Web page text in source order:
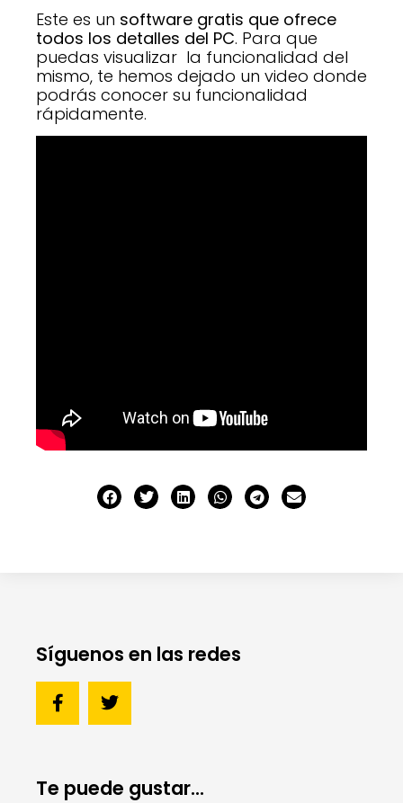
Este es un software gratis que ofrece
todos los detalles del PC. Para que
puedas visualizar la funcionalidad del
mismo, te hemos dejado un video donde
podrás conocer su funcionalidad
rápidamente.
Síguenos en las redes
Te puede gustar...